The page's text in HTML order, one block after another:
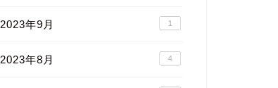
2023年9月 1
2023年8月 4